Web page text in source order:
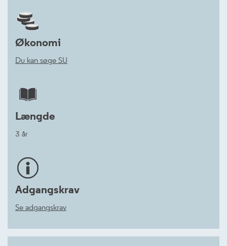
Økonomi
Du kan søge SU
Længde
3 år
Adgangskrav
Se adgangskrav